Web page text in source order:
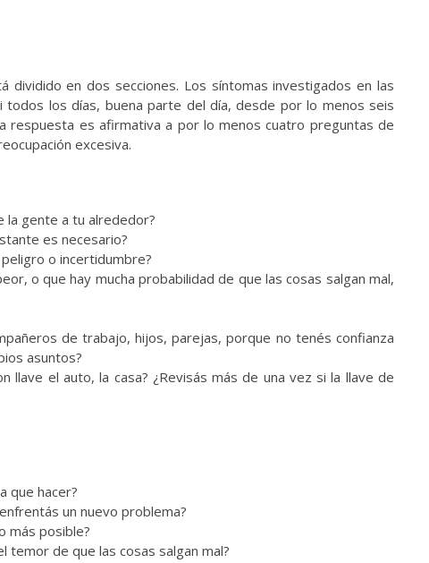
dividido en dos secciones. Los síntomas investigados en las
los días, buena parte del día, desde por lo menos seis
respuesta es afirmativa a por lo menos cuatro preguntas de
excesiva.
la gente a tu alrededor?
es necesario?
o incertidumbre?
o que hay mucha probabilidad de que las cosas salgan mal,
de trabajo, hijos, parejas, porque no tenés confianza
asuntos?
llave el auto, la casa? ¿Revisás más de una vez si la llave de
que hacer?
un nuevo problema?
más posible?
temor de que las cosas salgan mal?